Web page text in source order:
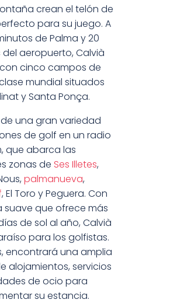
crean el telón de
para su juego. A
de Palma y 20
aeropuerto, Calvià
cinco campos de
mundial situados
y Santa Ponça.
una gran variedad
de golf en un radio
que abarca las
zonas de Ses Illetes,
palmanueva,
, El Toro y Peguera. Con
suave que ofrece más
de sol al año, Calvià
para los golfistas.
encontrará una amplia
alojamientos, servicios
de ocio para
su estancia.